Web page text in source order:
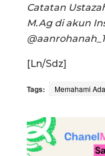
Catatan
M.Ag di akun
[Ln/Sdz]
Tags: Memahami